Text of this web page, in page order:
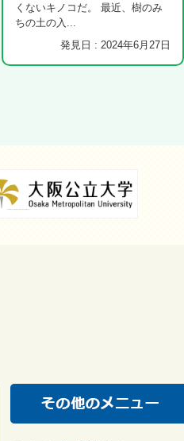
くないキノコだ。 最近、樹のみ
ちの土の入...
発見日 : 2024年6月27日